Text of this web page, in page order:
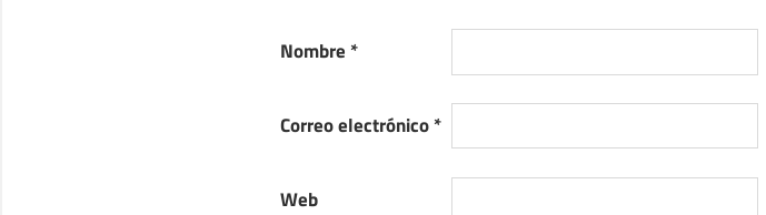
Nombre *
Correo electrónico*
Web